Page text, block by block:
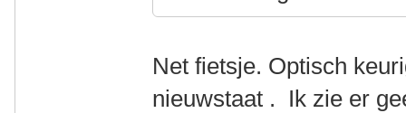
Net fietsje. Optisch
nieuwstaat . Ik zie er